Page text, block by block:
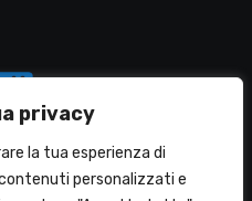
privacy
la tua esperienza di
personalizzati e